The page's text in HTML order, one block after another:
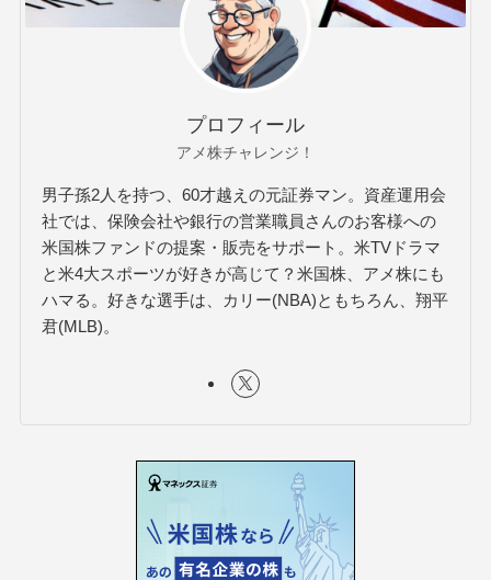
プロフィール
アメ株チャレンジ！
男子孫2人を持つ、60才越えの元証券マン。資産運用会
社では、保険会社や銀行の営業職員さんのお客様への
米国株ファンドの提案・販売をサポート。米TVドラマ
と米4大スポーツが好きが高じて？米国株、アメ株にも
ハマる。好きな選手は、カリー(NBA)ともちろん、翔平
君(MLB)。